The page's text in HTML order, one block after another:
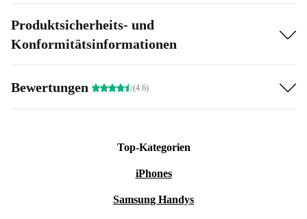
Produktsicherheits- und
Konformitätsinformationen
Bewertungen (4.6)
Top-Kategorien
iPhones
Samsung Handys